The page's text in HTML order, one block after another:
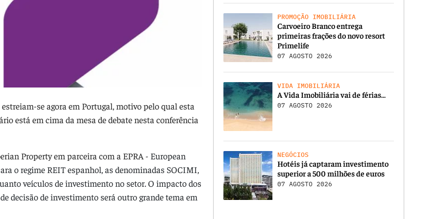
se agora em Portugal, motivo pelo qual esta
está em cima da mesa de debate nesta conferência
Property em parceira com a EPRA - European
o regime REIT espanhol, as denominadas SOCIMI,
veículos de investimento no setor. O impacto dos
decisão de investimento será outro grande tema em
PROMOÇÃO IMOBILIÁRIA
Carvoeiro Branco entrega
primeiras frações do novo resort
Primelife
07 AGOSTO 2026
VIDA IMOBILIÁRIA
A Vida Imobiliária vai de férias…
07 AGOSTO 2026
NEGÓCIOS
Hotéis já captaram investimento
superior a 500 milhões de euros
07 AGOSTO 2026